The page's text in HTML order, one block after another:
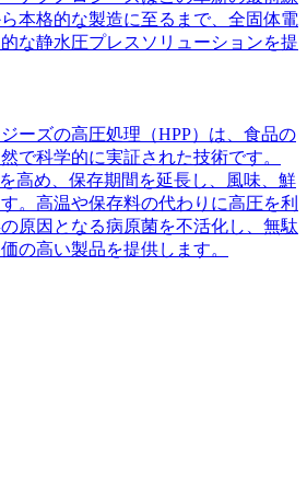
本格的な製造に至るまで、全固体電
な静水圧プレスソリューションを提
ーズの高圧処理（HPP）は、食品の
で科学的に実証された技術です。
高め、保存期間を延長し、風味、鮮
。高温や保存料の代わりに高圧を利
原因となる病原菌を不活化し、無駄
の高い製品を提供します。